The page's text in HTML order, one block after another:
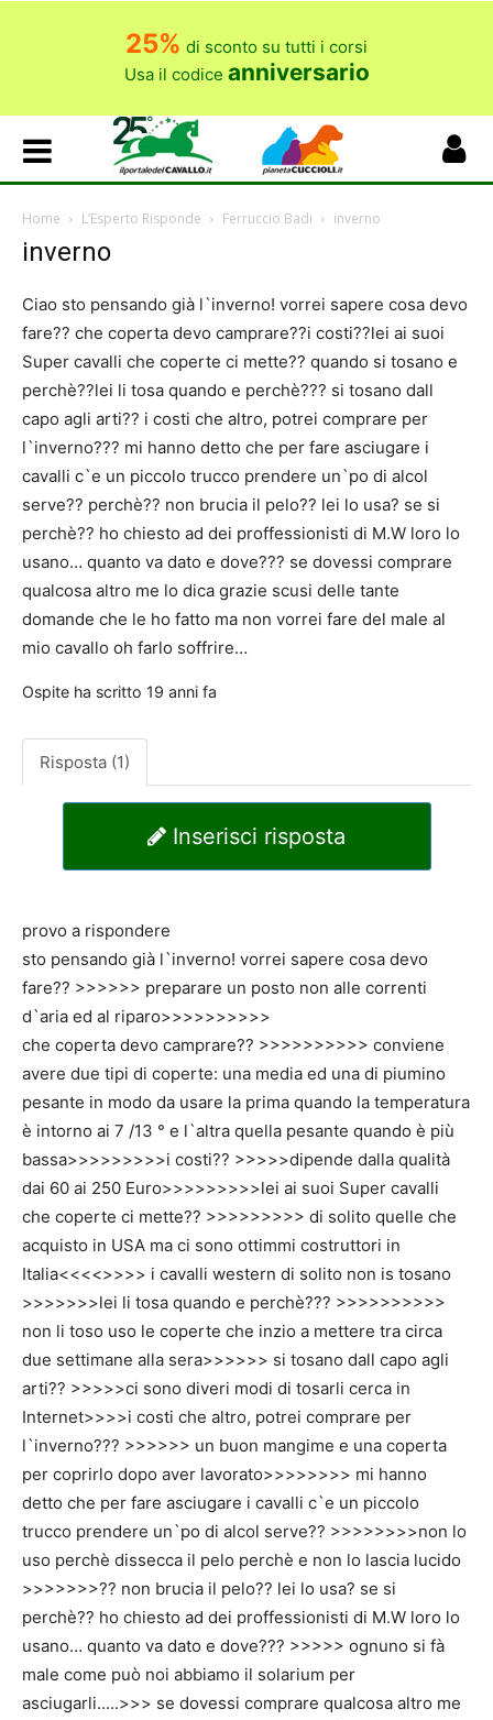
25% di sconto su tutti i corsi
Usa il codice anniversario
Home L’Esperto Risponde Ferruccio Badi inverno
inverno
Ciao sto pensando già l`inverno! vorrei sapere cosa devo
fare?? che coperta devo camprare??i costi??lei ai suoi
Super cavalli che coperte ci mette?? quando si tosano e
perchè??lei li tosa quando e perchè??? si tosano dall
capo agli arti?? i costi che altro, potrei comprare per
l`inverno??? mi hanno detto che per fare asciugare i
cavalli c`e un piccolo trucco prendere un`po di alcol
serve?? perchè?? non brucia il pelo?? lei lo usa? se si
perchè?? ho chiesto ad dei proffessionisti di M.W loro lo
usano… quanto va dato e dove??? se dovessi comprare
qualcosa altro me lo dica grazie scusi delle tante
domande che le ho fatto ma non vorrei fare del male al
mio cavallo oh farlo soffrire…
Ospite ha scritto 19 anni fa
Risposta (1)
Inserisci risposta
provo a rispondere
sto pensando già l`inverno! vorrei sapere cosa devo
fare?? >>>>>> preparare un posto non alle correnti
d`aria ed al riparo>>>>>>>>>>
che coperta devo camprare?? >>>>>>>>>> conviene
avere due tipi di coperte: una media ed una di piumino
pesante in modo da usare la prima quando la temperatura
è intorno ai 7 /13 ° e l`altra quella pesante quando è più
bassa>>>>>>>>>i costi?? >>>>>dipende dalla qualità
dai 60 ai 250 Euro>>>>>>>>>lei ai suoi Super cavalli
che coperte ci mette?? >>>>>>>>> di solito quelle che
acquisto in USA ma ci sono ottimmi costruttori in
Italia<<<<>>>> i cavalli western di solito non is tosano
>>>>>>>lei li tosa quando e perchè??? >>>>>>>>>>
non li toso uso le coperte che inzio a mettere tra circa
due settimane alla sera>>>>>> si tosano dall capo agli
arti?? >>>>>ci sono diveri modi di tosarli cerca in
Internet>>>>i costi che altro, potrei comprare per
l`inverno??? >>>>>> un buon mangime e una coperta
per coprirlo dopo aver lavorato>>>>>>>> mi hanno
detto che per fare asciugare i cavalli c`e un piccolo
trucco prendere un`po di alcol serve?? >>>>>>>>non lo
uso perchè dissecca il pelo perchè e non lo lascia lucido
>>>>>>>?? non brucia il pelo?? lei lo usa? se si
perchè?? ho chiesto ad dei proffessionisti di M.W loro lo
usano… quanto va dato e dove??? >>>>> ognuno si fà
male come può noi abbiamo il solarium per
asciugarli…..>>> se dovessi comprare qualcosa altro me